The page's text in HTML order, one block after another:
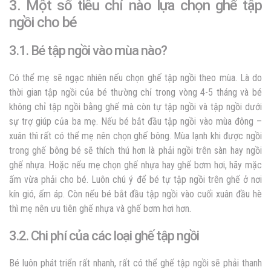
3. Một số tiêu chí nào lựa chọn ghế tập
ngồi cho bé
3.1. Bé tập ngồi vào mùa nào?
Có thể mẹ sẽ ngạc nhiên nếu chọn ghế tập ngồi theo mùa. Là do
thời gian tập ngồi của bé thường chỉ trong vòng 4-5 tháng và bé
không chỉ tập ngồi bằng ghế mà còn tự tập ngồi và tập ngồi dưới
sự trợ giúp của ba mẹ. Nếu bé bắt đầu tập ngồi vào mùa đông –
xuân thì rất có thể mẹ nên chọn ghế bông. Mùa lạnh khi được ngồi
trong ghế bông bé sẽ thích thú hơn là phải ngồi trên sàn hay ngồi
ghế nhựa. Hoặc nếu mẹ chọn ghế nhựa hay ghế bơm hơi, hãy mặc
ấm vừa phải cho bé. Luôn chú ý để bé tự tập ngồi trên ghế ở nơi
kín gió, ấm áp. Còn nếu bé bắt đầu tập ngồi vào cuối xuân đầu hè
thì mẹ nên ưu tiên ghế nhựa và ghế bơm hơi hơn.
3.2. Chi phí của các loại ghế tập ngồi
Bé luôn phát triển rất nhanh, rất có thể ghế tập ngồi sẽ phải thanh